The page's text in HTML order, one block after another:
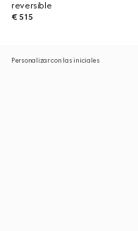
reversible
€ 515
Personalizar con las iniciales